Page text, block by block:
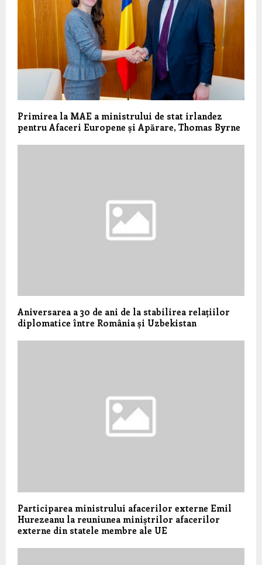
Primirea la MAE a ministrului de stat irlandez
pentru Afaceri Europene și Apărare, Thomas Byrne
Aniversarea a 30 de ani de la stabilirea relațiilor
diplomatice între România și Uzbekistan
Participarea ministrului afacerilor externe Emil
Hurezeanu la reuniunea miniștrilor afacerilor
externe din statele membre ale UE